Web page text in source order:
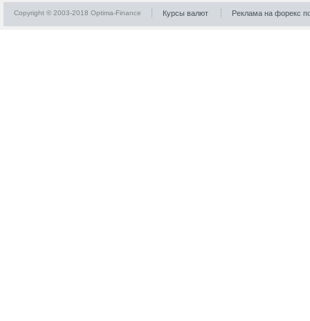
Copyright © 2003-2018 Optima-Finance Курсы валют Реклама на форекс